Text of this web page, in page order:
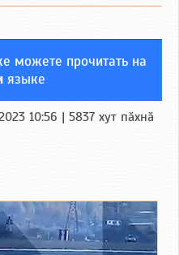
можете прочитать на
языке
10:56 | 5837 хут пӑхнӑ